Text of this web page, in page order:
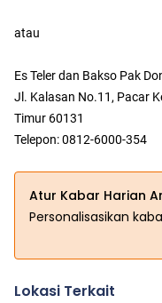
atau
Es Teler dan Bakso Pak
Jl. Kalasan No.11, Pacar
Timur 60131
Telepon: 0812-6000-354
Atur Kabar Harian
Personalisasikan
Lokasi Terkait